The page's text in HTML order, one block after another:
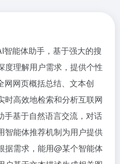
能体助手，基于强大的搜
度理解用户需求，提供个性
网网页概括总结、文本创
时高效地检索和分析互联网
手基于自然语言交流，对话
智能体推荐机制为用户提供
据需求，能用@某个智能体